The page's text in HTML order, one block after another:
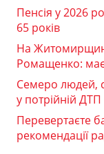
Пенсія у 2026
65 років
На
Ромащенко:
Семеро людей,
у потрійній
Перевертаєте
рекомендації